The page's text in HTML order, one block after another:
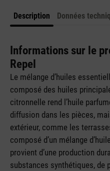
Description Données
Informations sur le
Repel
Le mélange d’huiles
composé des huiles
citronnelle rend l’huile
diffusion dans les pièces,
extérieur, comme les
composé d’un mélange
provient d’une production
substances synthétiques, de